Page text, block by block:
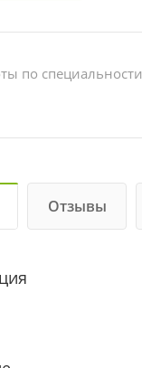
по специальности
Отзывы